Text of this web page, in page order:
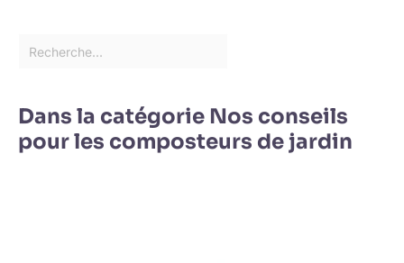
Dans la catégorie Nos conseils
pour les composteurs de jardin